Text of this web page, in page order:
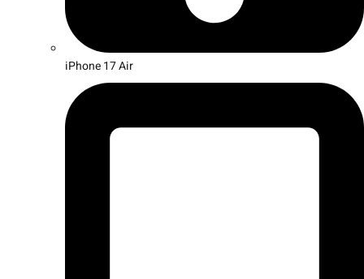
iPhone 17 Air